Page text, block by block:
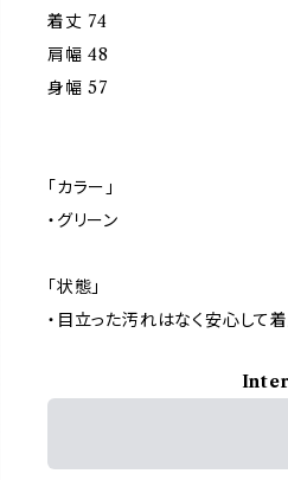
着丈 74
肩幅 48
身幅 57
「カラー」
・グリーン
「状態」
・目立った汚れはなく安心して